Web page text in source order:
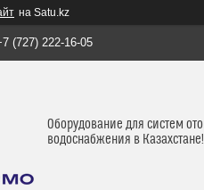
на Satu.kz
(727) 222-16-05
Оборудование для систем
водоснабжения в Казахстане!